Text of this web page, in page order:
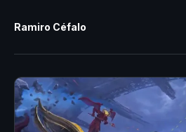
Ramiro Céfalo